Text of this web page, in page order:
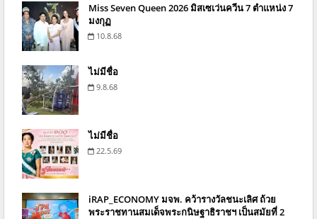
Miss Seven Queen 2026 มิสเซเว่นควีน 7 ตำแหน่ง 7
มงกุฏ
10.8.68
ไม่มีชื่อ
9.8.68
ไม่มีชื่อ
22.5.69
iRAP_ECONOMY มจพ. คว้ารางวัลชนะเลิศ ถ้วย
พระราชทานสมเด็จพระกนิษฐาธิราชฯ เป็นสมัยที่ 2